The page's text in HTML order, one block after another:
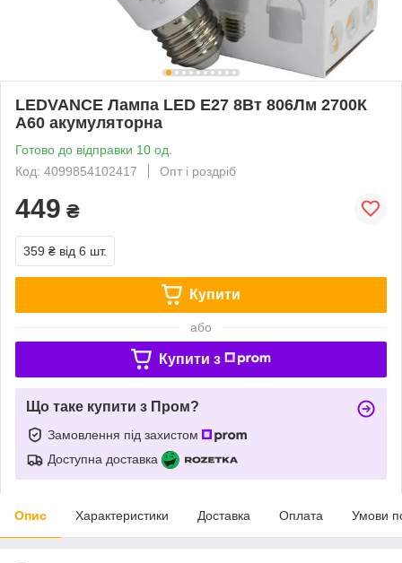
LEDVANCE Лампа LED E27 8Вт 806Лм 2700К
A60 акумуляторна
Готово до відправки 10 од.
Код: 4099854102417
Опт і роздріб
449 ₴
359 ₴ від 6 шт.
Купити
або
Купити з
Що таке купити з Пром?
Замовлення під захистом
Доступна доставка
Опис Характеристики Доставка Оплата Умови